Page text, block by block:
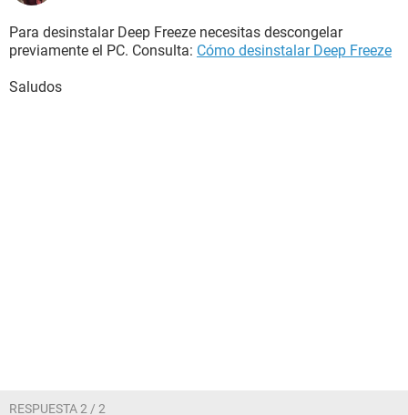
Para desinstalar Deep Freeze necesitas descongelar
previamente el PC. Consulta: Cómo desinstalar Deep Freeze
Saludos
RESPUESTA 2 / 2